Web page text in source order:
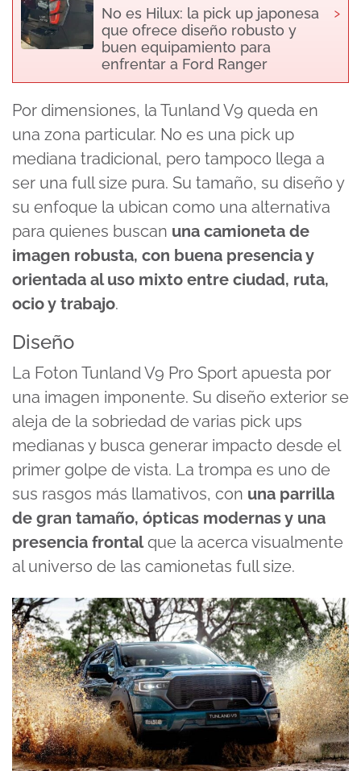
No es Hilux: la pick up japonesa
que ofrece diseño robusto y
buen equipamiento para
enfrentar a Ford Ranger
›
Por dimensiones, la Tunland V9 queda en
una zona particular. No es una pick up
mediana tradicional, pero tampoco llega a
ser una full size pura. Su tamaño, su diseño y
su enfoque la ubican como una alternativa
para quienes buscan una camioneta de
imagen robusta, con buena presencia y
orientada al uso mixto entre ciudad, ruta,
ocio y trabajo.
Diseño
La Foton Tunland V9 Pro Sport apuesta por
una imagen imponente. Su diseño exterior se
aleja de la sobriedad de varias pick ups
medianas y busca generar impacto desde el
primer golpe de vista. La trompa es uno de
sus rasgos más llamativos, con una parrilla
de gran tamaño, ópticas modernas y una
presencia frontalque la acerca visualmente
al universo de las camionetas full size.